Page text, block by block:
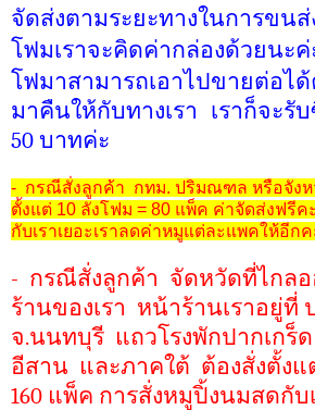
จัดส่งตามระยะทางในการขนส่
โฟมเราจะคิดค่ากล่องด้วยนะค่
โฟมาสามารถเอาไปขายต่อไ
มาคืนให้กับทางเรา เราก็จะรั
50 บาทค่ะ
- กรณีสั่งลูกค้า กทม. ปริมณฑล หรือจังห
ตั้งแต่ 10 ลังโฟม = 80 แพ็ค ค่าจัดส่งฟรี
กับเราเยอะเราลดค่าหมูแต่ละแพคให้อีก
- กรณีสั่งลูกค้า จัดหวัดที่ไกล
ร้านของเรา หน้าร้านเราอยู่ที่
จ.นนทบุรี แถวโรงพักปากเกร็
อีสาน และภาคใต้ ต้องสั่งตั้งแ
160 แพ็ค การสั่งหมูปิ้งนมสดกับ